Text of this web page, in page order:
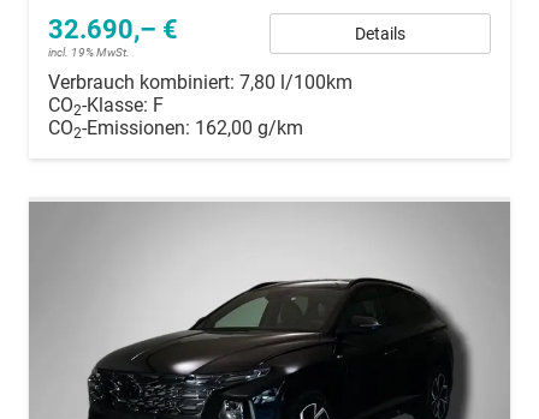
32.690,– €
incl. 19% MwSt.
Details
Verbrauch kombiniert: 7,80 l/100km
CO2-Klasse: F
CO2-Emissionen: 162,00 g/km